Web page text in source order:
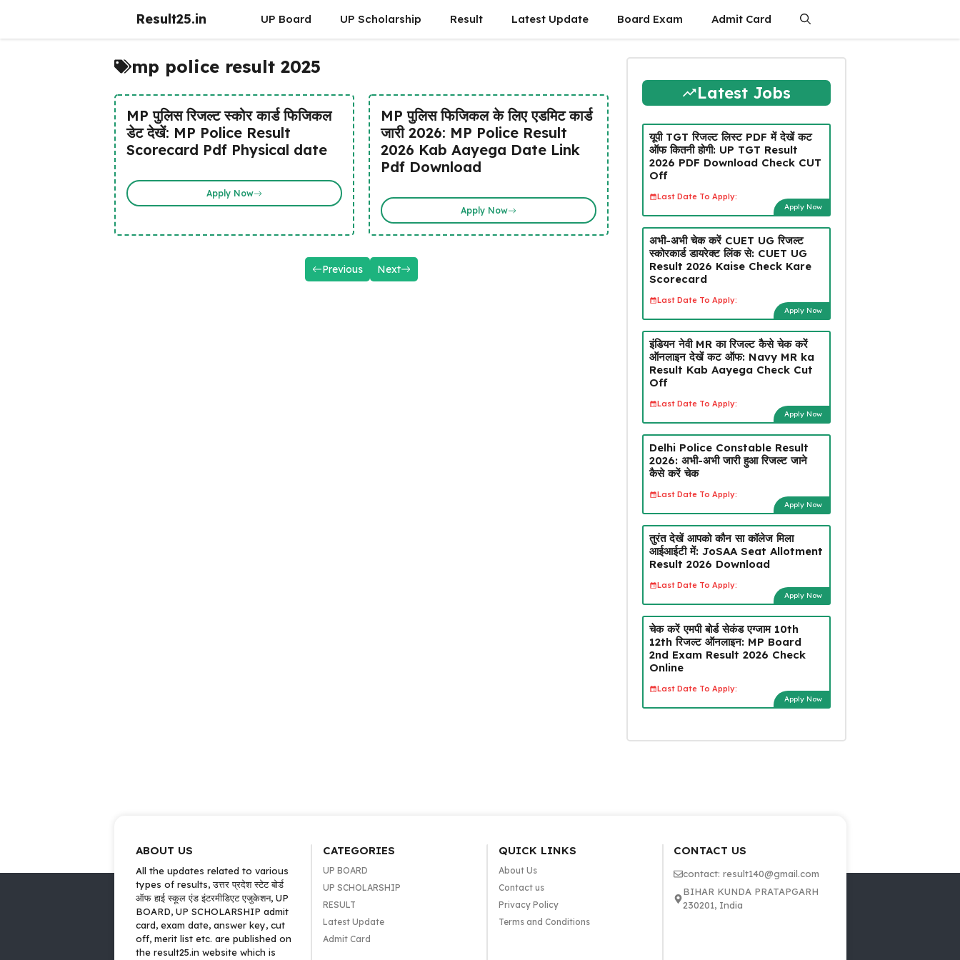
Result25.in UP Board UP Scholarship Result Latest Update Board Exam Admit Card
mp police result 2025
MP पुलिस रिजल्ट स्कोर कार्ड फिजिकल
डेट देखें: MP Police Result
Scorecard Pdf Physical date
Apply Now
MP पुलिस फिजिकल के लिए एडमिट कार्ड
जारी 2026: MP Police Result
2026 Kab Aayega Date Link
Pdf Download
Apply Now
Previous Next
Latest Jobs
यूपी TGT रिजल्ट लिस्ट PDF में देखें कट
ऑफ कितनी होगी: UP TGT Result
2026 PDF Download Check CUT
Off
Last Date To Apply:
Apply Now
अभी-अभी चेक करें CUET UG रिजल्ट
स्कोरकार्ड डायरेक्ट लिंक से: CUET UG
Result 2026 Kaise Check Kare
Scorecard
Last Date To Apply:
Apply Now
इंडियन नेवी MR का रिजल्ट कैसे चेक करें
ऑनलाइन देखें कट ऑफ: Navy MR ka
Result Kab Aayega Check Cut
Off
Last Date To Apply:
Apply Now
Delhi Police Constable Result
2026: अभी-अभी जारी हुआ रिजल्ट जाने
कैसे करें चेक
Last Date To Apply:
Apply Now
तुरंत देखें आपको कौन सा कॉलेज मिला
आईआईटी में: JoSAA Seat Allotment
Result 2026 Download
Last Date To Apply:
Apply Now
चेक करें एमपी बोर्ड सेकंड एग्जाम 10th
12th रिजल्ट ऑनलाइन: MP Board
2nd Exam Result 2026 Check
Online
Last Date To Apply:
Apply Now
ABOUT US
All the updates related to various
types of results, उत्तर प्रदेश स्टेट बोर्ड
ऑफ हाई स्कूल एंड इंटरमीडिएट एजुकेशन, UP
BOARD, UP SCHOLARSHIP admit
card, exam date, answer key, cut
off, merit list etc. are published on
the result25.in website which is
CATEGORIES
UP BOARD
UP SCHOLARSHIP
RESULT
Latest Update
Admit Card
QUICK LINKS
About Us
Contact us
Privacy Policy
Terms and Conditions
CONTACT US
contact: result140@gmail.com
BIHAR KUNDA PRATAPGARH
230201, India